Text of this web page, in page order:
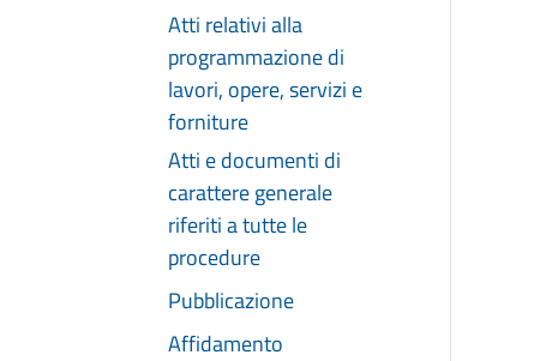
Atti relativi alla
programmazione di
lavori, opere, servizi e
forniture
Atti e documenti di
carattere generale
riferiti a tutte le
procedure
Pubblicazione
Affidamento